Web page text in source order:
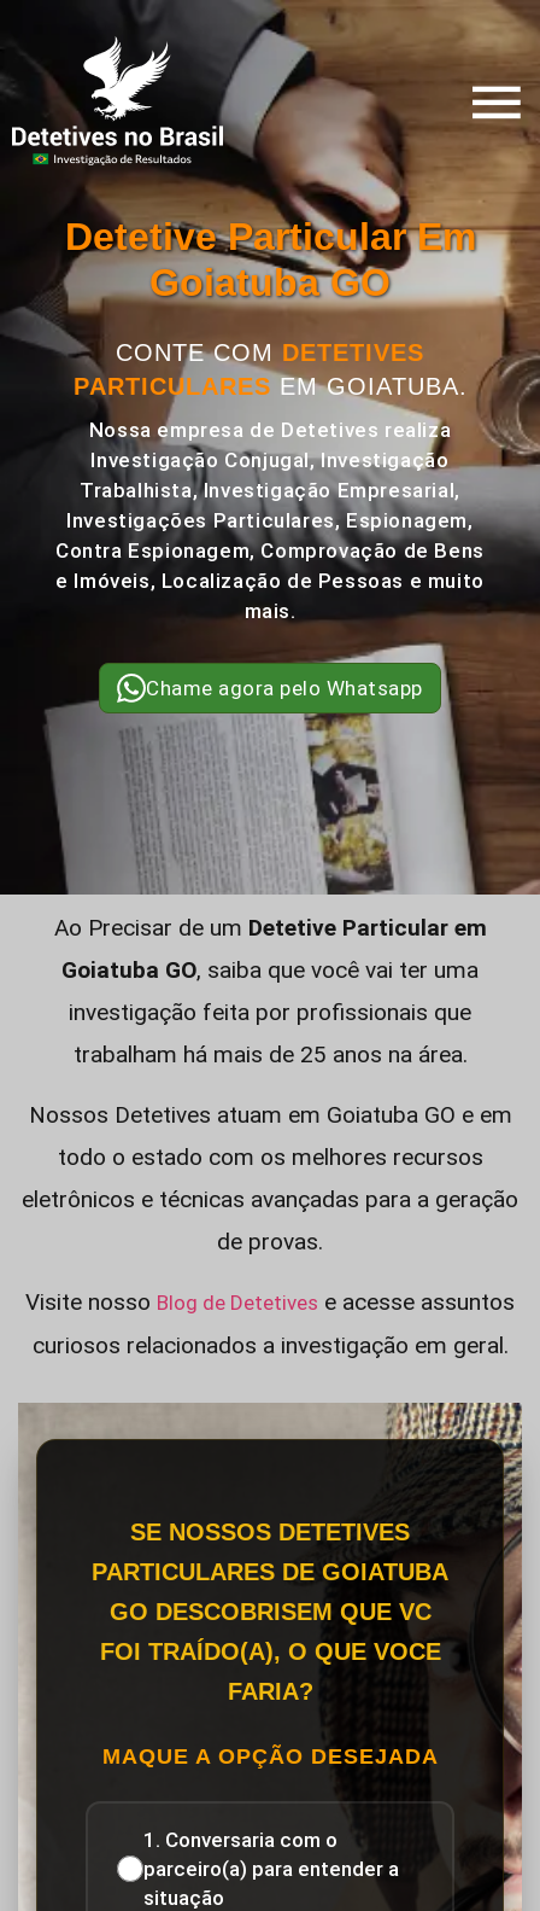
Detetive Particular Em
Goiatuba GO
CONTE COM DETETIVES
PARTICULARES EM GOIATUBA.
Nossa empresa de Detetives realiza
Investigação Conjugal, Investigação
Trabalhista, Investigação Empresarial,
Investigações Particulares, Espionagem,
Contra Espionagem, Comprovação de Bens
e Imóveis, Localização de Pessoas e muito
mais.
Chame agora pelo Whatsapp
Ao Precisar de um Detetive Particular em
Goiatuba GO, saiba que você vai ter uma
investigação feita por profissionais que
trabalham há mais de 25 anos na área.
Nossos Detetives atuam em Goiatuba GO e em
todo o estado com os melhores recursos
eletrônicos e técnicas avançadas para a geração
de provas.
Visite nosso Blog de Detetives e acesse assuntos
curiosos relacionados a investigação em geral.
SE NOSSOS DETETIVES
PARTICULARES DE GOIATUBA
GO DESCOBRISEM QUE VC
FOI TRAÍDO(A), O QUE VOCE
FARIA?
MAQUE A OPÇÃO DESEJADA
1. Conversaria com o
parceiro(a) para entender a
situação